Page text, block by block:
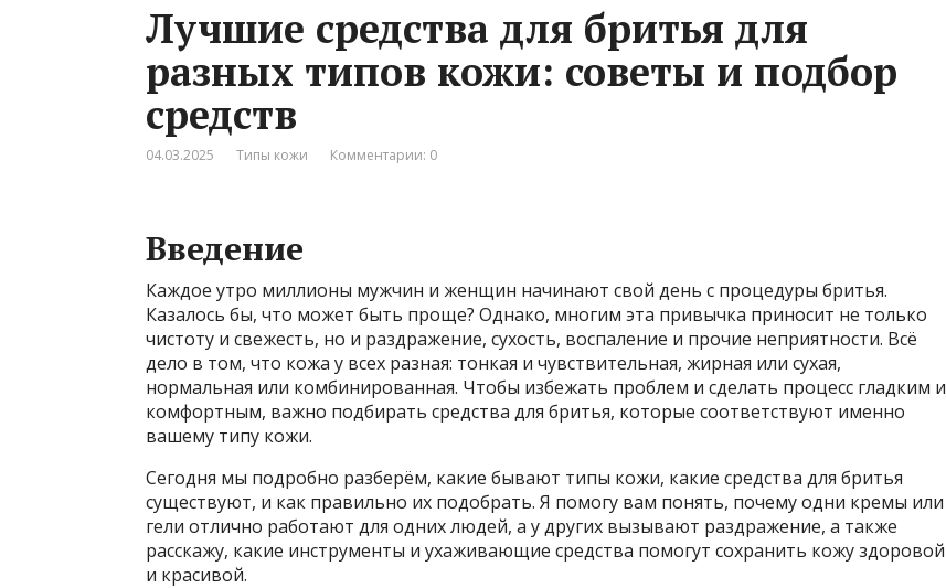
Лучшие средства для бритья для
разных типов кожи: советы и подбор
средств
04.03.2025 Типы кожи Комментарии: 0
Введение
Каждое утро миллионы мужчин и женщин начинают свой день с процедуры бритья.
Казалось бы, что может быть проще? Однако, многим эта привычка приносит не только
чистоту и свежесть, но и раздражение, сухость, воспаление и прочие неприятности. Всё
дело в том, что кожа у всех разная: тонкая и чувствительная, жирная или сухая,
нормальная или комбинированная. Чтобы избежать проблем и сделать процесс гладким и
комфортным, важно подбирать средства для бритья, которые соответствуют именно
вашему типу кожи.
Сегодня мы подробно разберём, какие бывают типы кожи, какие средства для бритья
существуют, и как правильно их подобрать. Я помогу вам понять, почему одни кремы или
гели отлично работают для одних людей, а у других вызывают раздражение, а также
расскажу, какие инструменты и ухаживающие средства помогут сохранить кожу здоровой
и красивой.